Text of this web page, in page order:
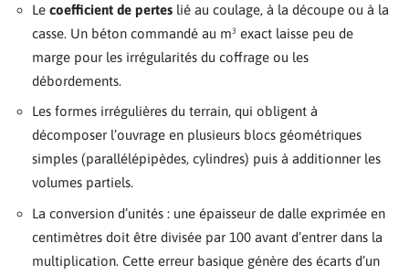
Le coefficient de pertes lié au coulage, à la découpe ou à la
casse. Un béton commandé au m³ exact laisse peu de
marge pour les irrégularités du coffrage ou les
débordements.
Les formes irrégulières du terrain, qui obligent à
décomposer l’ouvrage en plusieurs blocs géométriques
simples (parallélépipèdes, cylindres) puis à additionner les
volumes partiels.
La conversion d’unités : une épaisseur de dalle exprimée en
centimètres doit être divisée par 100 avant d’entrer dans la
multiplication. Cette erreur basique génère des écarts d’un